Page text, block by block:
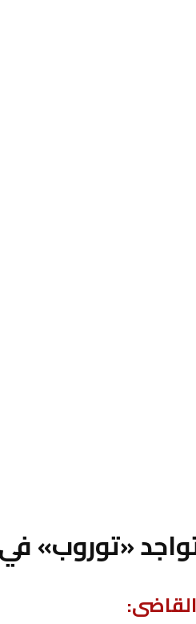
«توروب»